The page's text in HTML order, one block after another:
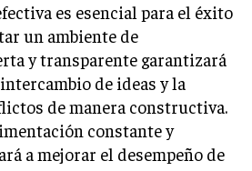
es esencial para el éxito
un ambiente de
y transparente garantizará
de ideas y la
de manera constructiva.
constante y
a mejorar el desempeño de